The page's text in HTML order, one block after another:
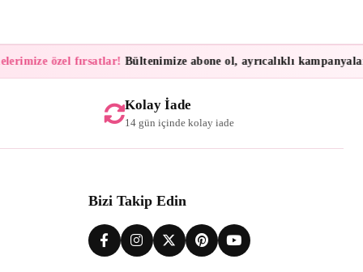
özel fırsatlar!Bültenimize abone ol, ayrıcalıklı kampanyalar
Kolay İade
14 gün içinde kolay iade
Bizi Takip Edin